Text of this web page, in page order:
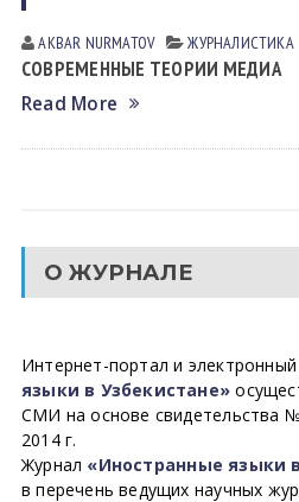
AKBAR NURMATOV ЖУРНАЛИСТИКА
СОВРЕМЕННЫЕ ТЕОРИИ МЕДИА
Read More
О ЖУРНАЛЕ
Интернет-портал и
языки в Узбекистане»
СМИ на основе свидетельства
2014 г.
Журнал «Иностранные языки
в перечень ведущих научных